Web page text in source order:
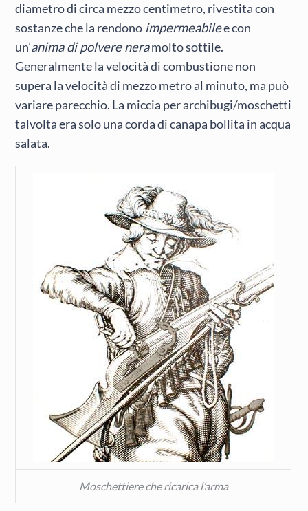
diametro di circa mezzo centimetro, rivestita con
sostanze che la rendono impermeabilee con
un’anima di polvere neramolto sottile.
Generalmente la velocità di combustione non
supera la velocità di mezzo metro al minuto, ma può
variare parecchio. La miccia per archibugi/moschetti
talvolta era solo una corda di canapa bollita in acqua
salata.
Moschettiere che ricarica l’arma